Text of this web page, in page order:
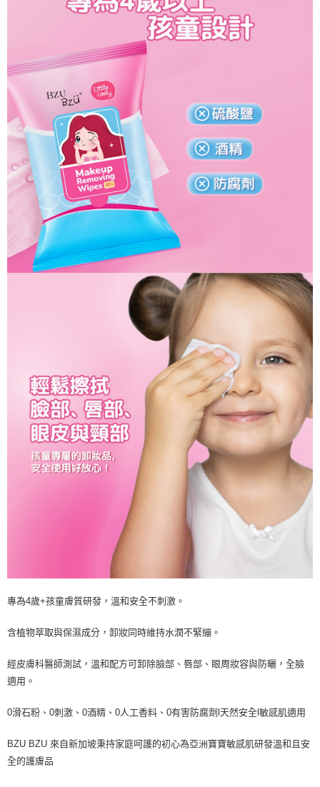
專為4歲+孩童膚質研發，溫和安全不刺激。
含植物萃取與保濕成分，卸妝同時維持水潤不緊繃。
經皮膚科醫師測試，溫和配方可卸除臉部、唇部、眼周妝容與防曬，全臉
適用。
0滑石粉、0刺激、0酒精、0人工香料、0有害防腐劑l天然安全l敏感肌適用
BZU BZU 來自新加坡秉持家庭呵護的初心為亞洲寶寶敏感肌研發溫和且安
全的護膚品